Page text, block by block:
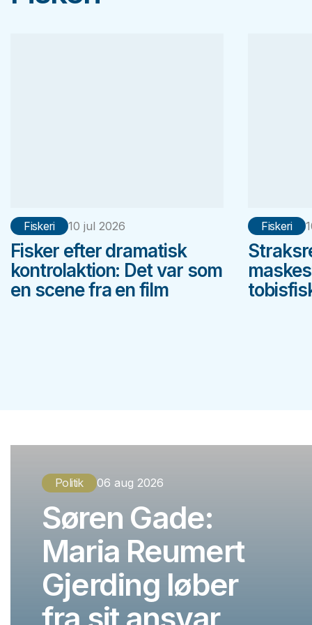
Fiskeri 10 jul 2026
Fisker efter dramatisk
kontrolaktion: Det var som
en scene fra en film
Fiskeri
Politik 06 aug 2026
Søren Gade:
Maria Reumert
Gjerding løber